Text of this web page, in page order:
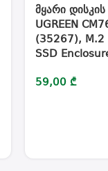
მყარი დისკის
UGREEN
(35267), M.2
SSD
59,00 ₾